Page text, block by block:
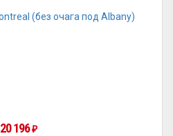
20 196 ₽